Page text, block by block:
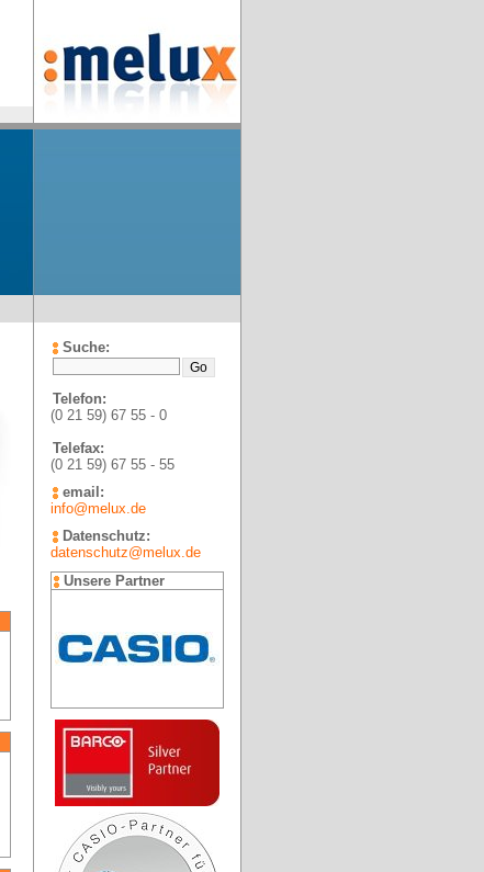
Suche:
Telefon:
(0 21 59) 67 55 - 0
Telefax:
(0 21 59) 67 55 - 55
email:
info@melux.de
Datenschutz:
datenschutz@melux.de
Unsere Partner